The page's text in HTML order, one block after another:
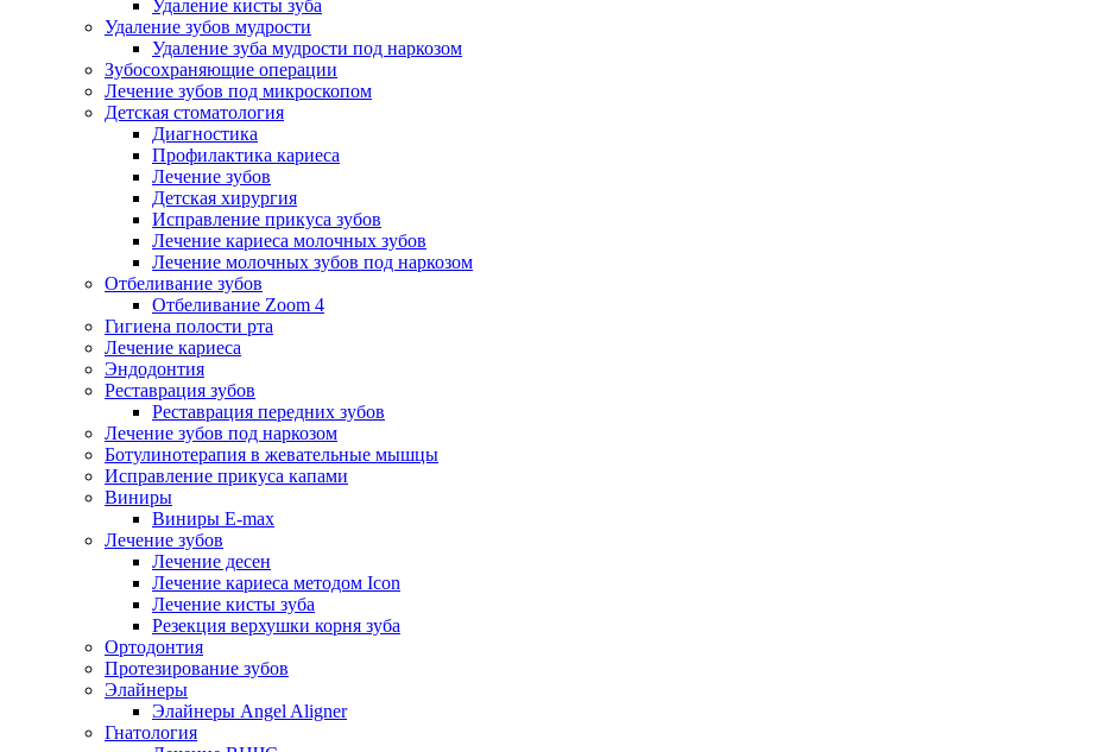
Удаление кисты зуба
Удаление зубов мудрости
Удаление зуба мудрости под наркозом
Зубосохраняющие операции
Лечение зубов под микроскопом
Детская стоматология
Диагностика
Профилактика кариеса
Лечение зубов
Детская хирургия
Исправление прикуса зубов
Лечение кариеса молочных зубов
Лечение молочных зубов под наркозом
Отбеливание зубов
Отбеливание Zoom 4
Гигиена полости рта
Лечение кариеса
Эндодонтия
Реставрация зубов
Реставрация передних зубов
Лечение зубов под наркозом
Ботулинотерапия в жевательные мышцы
Исправление прикуса капами
Виниры
Виниры E-max
Лечение зубов
Лечение десен
Лечение кариеса методом Icon
Лечение кисты зуба
Резекция верхушки корня зуба
Ортодонтия
Протезирование зубов
Элайнеры
Элайнеры Angel Aligner
Гнатология